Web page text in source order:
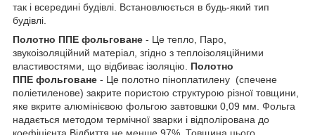
так і всередині будівлі. Встановлюється в будь-який тип
будівлі.
Полотно ППЕ фольговане - Це тепло, Паро,
звукоізоляційний матеріал, згідно з теплоізоляційними
властивостями, що відбиває ізоляцію. Полотно
ППЕ фольговане - Це полотно піноплатилену (спечене
поліетиленове) закрите пористою структурою різної товщини,
яке вкрите алюмінієвою фольгою завтовшки 0,09 мм. Фольга
надається методом термічної зварки і відполірована до
коефіцієнта Відбиття не менше 97%. Товщина цього